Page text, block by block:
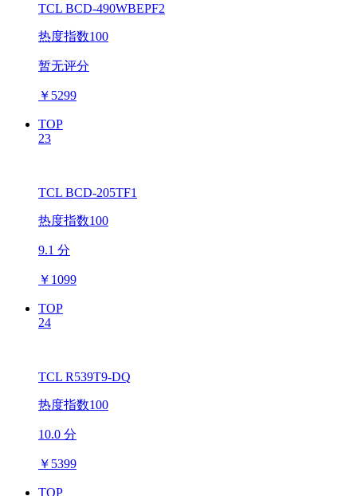
TCL BCD-490WBEPF2
热度指数100
暂无评分
￥ 5299
TOP
23
TCL BCD-205TF1
热度指数100
9.1 分
￥ 1099
TOP
24
TCL R539T9-DQ
热度指数100
10.0 分
￥ 5399
TOP